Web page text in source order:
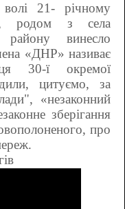
волі 21- річному
родом з села
району винесло
«ДНР» називає
30-ї окремої
цитуємо, за
«незаконний
зберігання
про